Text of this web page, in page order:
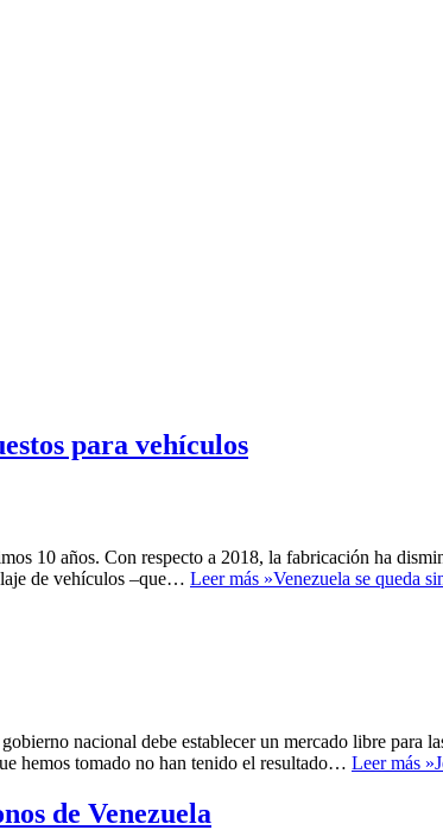
para vehículos
10 años. Con respecto a 2018, la fabricación ha
de vehículos –que… Leer más »Venezuela se queda
nacional debe establecer un mercado libre para
hemos tomado no han tenido el resultado… Leer más »
de Venezuela